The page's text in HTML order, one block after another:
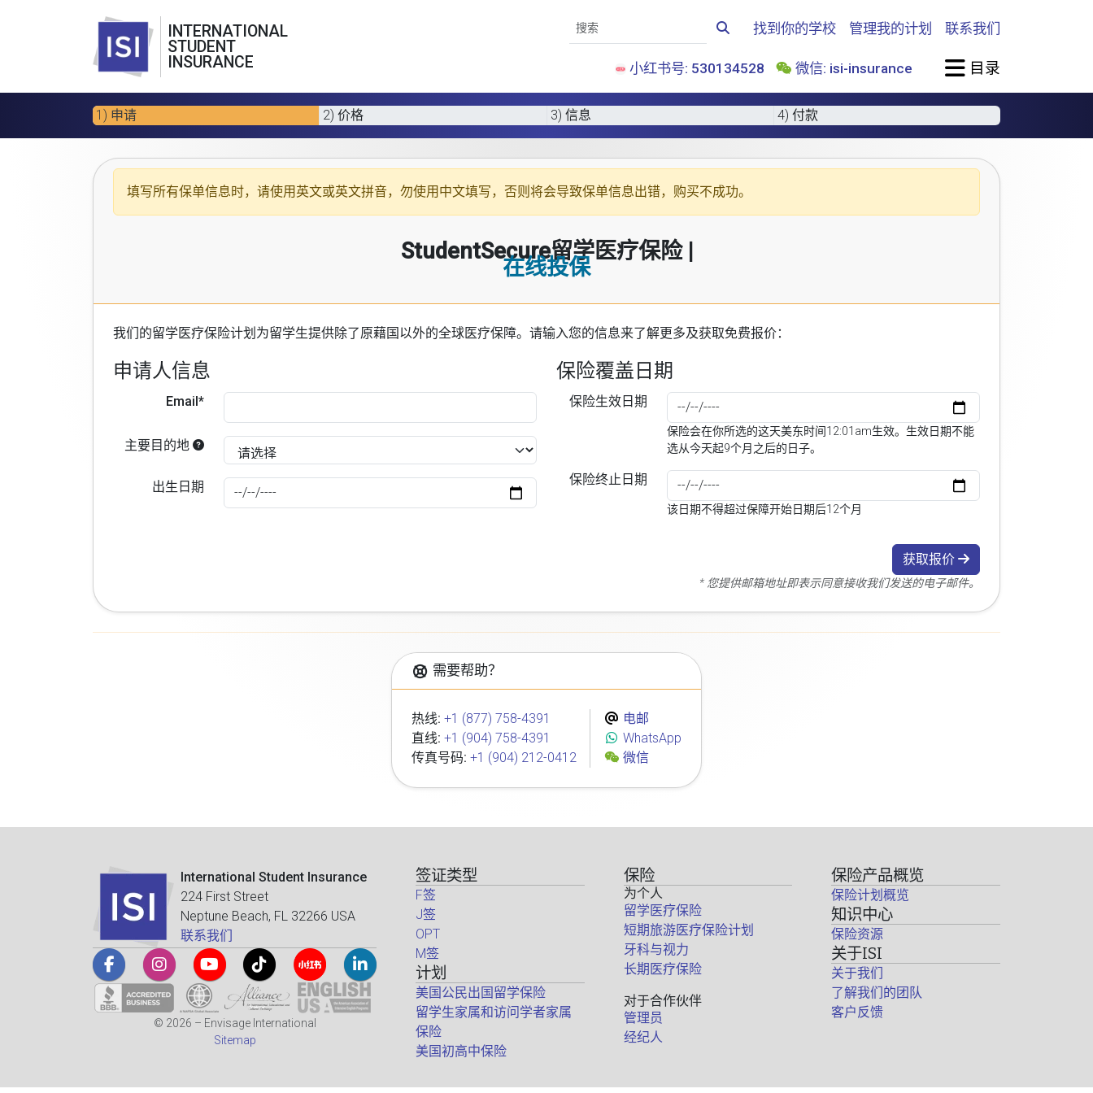
INTERNATIONAL
STUDENT
INSURANCE
找到你的学校 管理我的计划 联系我们
小红书号: 530134528 微信: isi-insurance 目录
1) 申请 2) 价格 3) 信息 4) 付款
填写所有保单信息时，请使用 英文或英文拼音，勿使用中文填写，否则将会导致保单信息出错，购买不成功。
StudentSecure留学医疗保险 |
在线投保
我们的留学医疗保险计划 为留学生提供除了原藉国以外的全球医疗保障。请输入您的信息来了解更多及获取免费报价：
申请人信息
Email*
主要目的地
出生日期
保险覆盖日期
保险生效日期
保险会在你所选的这天美东时间12:01am生效。生效日期不能
选从今天起9个月之后的日子。
保险终止日期
该日期不得超过保障开始日期后12个月
获取报价
* 您提供邮箱地址即表示同意接收我们发送的电子邮件。
需要帮助？
热线: +1 (877) 758-4391
直线: +1 (904) 758-4391
传真号码: +1 (904) 212-0412
电邮
WhatsApp
微信
International Student Insurance
224 First Street
Neptune Beach, FL 32266 USA
联系我们
© 2026 – Envisage International
Sitemap
签证类型
F签
J签
OPT
M签
计划
美国公民出国留学保险
留学生家属和访问学者家属
保险
美国初高中保险
保险
为个人
留学医疗保险
短期旅游医疗保险计划
牙科与视力
长期医疗保险
对于合作伙伴
管理员
经纪人
保险产品概览
保险计划概览
知识中心
保险资源
关于ISI
关于我们
了解我们的团队
客户反馈